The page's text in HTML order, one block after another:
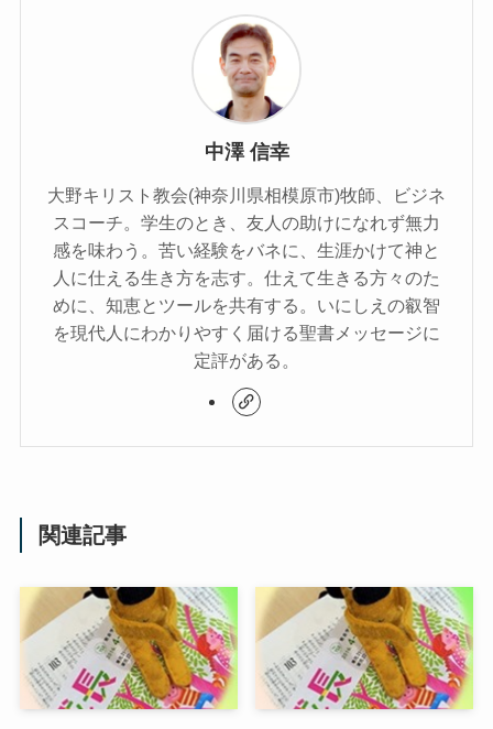
中澤 信幸
大野キリスト教会(神奈川県相模原市)牧師、ビジネ
スコーチ。学生のとき、友人の助けになれず無力
感を味わう。苦い経験をバネに、生涯かけて神と
人に仕える生き方を志す。仕えて生きる方々のた
めに、知恵とツールを共有する。いにしえの叡智
を現代人にわかりやすく届ける聖書メッセージに
定評がある。
関連記事